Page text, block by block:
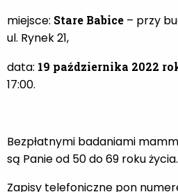
miejsce: Stare Babice – przy
ul. Rynek 21,
data: 19 października 2022
17:00.
Bezpłatnymi badaniami
są Panie od 50 do 69 roku życia.
Zapisy telefoniczne pon